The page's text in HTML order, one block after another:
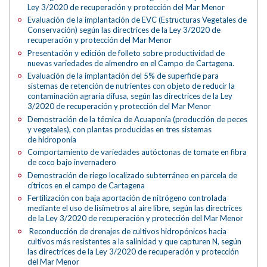
Ley 3/2020 de recuperación y protección del Mar Menor
Evaluación de la implantación de EVC (Estructuras Vegetales de
Conservación) según las directrices de la Ley 3/2020 de
recuperación y protección del Mar Menor
Presentación y edición de folleto sobre productividad de
nuevas variedades de almendro en el Campo de Cartagena.
Evaluación de la implantación del 5% de superficie para
sistemas de retención de nutrientes con objeto de reducir la
contaminación agraria difusa, según las directrices de la Ley
3/2020 de recuperación y protección del Mar Menor
Demostración de la técnica de Acuaponía (producción de peces
y vegetales), con plantas producidas en tres sistemas
de hidroponía
Comportamiento de variedades autóctonas de tomate en fibra
de coco bajo invernadero
Demostración de riego localizado subterráneo en parcela de
cítricos en el campo de Cartagena
Fertilización con baja aportación de nitrógeno controlada
mediante el uso de lisímetros al aire libre, según las directrices
de la Ley 3/2020 de recuperación y protección del Mar Menor
Reconducción de drenajes de cultivos hidropónicos hacia
cultivos más resistentes a la salinidad y que capturen N, según
las directrices de la Ley 3/2020 de recuperación y protección
del Mar Menor